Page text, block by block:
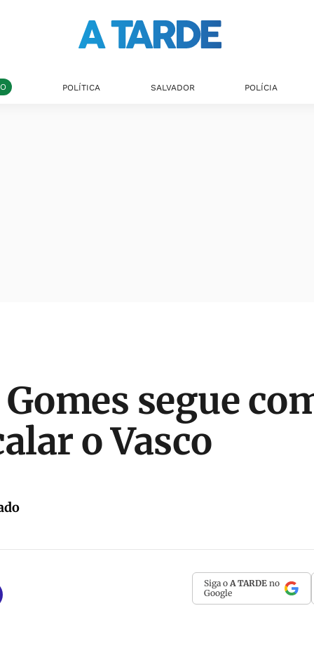
POLÍTICA SALVADOR POLÍCIA
segue
o Vasco
Siga o A TARDE no
Google